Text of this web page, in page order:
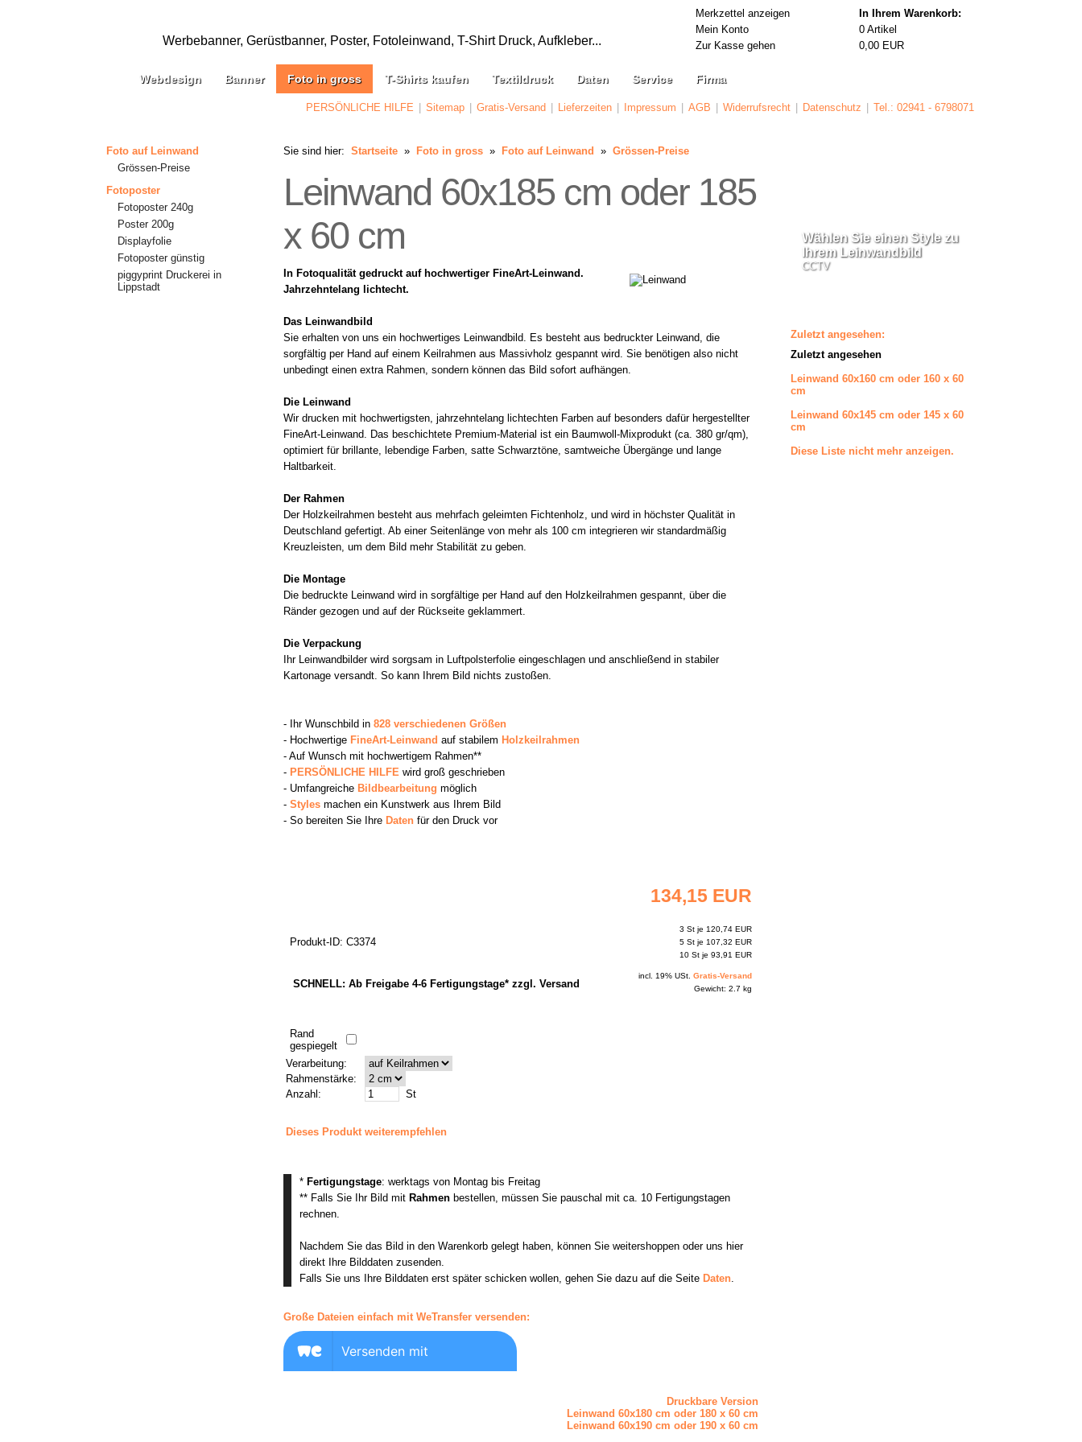
Werbebanner, Gerüstbanner, Poster, Fotoleinwand, T-Shirt Druck, Aufkleber...
Merkzettel anzeigen
Mein Konto
Zur Kasse gehen
In Ihrem Warenkorb:
0 Artikel
0,00 EUR
Webdesign Banner Foto in gross T-Shirts kaufen Textildruck Daten Service Firma
PERSÖNLICHE HILFE Sitemap Gratis-Versand Lieferzeiten Impressum AGB Widerrufsrecht Datenschutz Tel.: 02941 - 6798071
Foto auf Leinwand
Grössen-Preise
Fotoposter
Fotoposter 240g
Poster 200g
Displayfolie
Fotoposter günstig
piggyprint Druckerei in
Lippstadt
Sie sind hier: Startseite » Foto in gross » Foto auf Leinwand » Grössen-Preise
Leinwand 60x185 cm oder 185
x 60 cm
In Fotoqualität gedruckt auf hochwertiger FineArt-Leinwand.
Jahrzehntelang lichtecht.
Das Leinwandbild
Sie erhalten von uns ein hochwertiges Leinwandbild. Es besteht aus bedruckter Leinwand, die
sorgfältig per Hand auf einem Keilrahmen aus Massivholz gespannt wird. Sie benötigen also nicht
unbedingt einen extra Rahmen, sondern können das Bild sofort aufhängen.
Die Leinwand
Wir drucken mit hochwertigsten, jahrzehntelang lichtechten Farben auf besonders dafür hergestellter
FineArt-Leinwand. Das beschichtete Premium-Material ist ein Baumwoll-Mixprodukt (ca. 380 gr/qm),
optimiert für brillante, lebendige Farben, satte Schwarztöne, samtweiche Übergänge und lange
Haltbarkeit.
Der Rahmen
Der Holzkeilrahmen besteht aus mehrfach geleimten Fichtenholz, und wird in höchster Qualität in
Deutschland gefertigt. Ab einer Seitenlänge von mehr als 100 cm integrieren wir standardmäßig
Kreuzleisten, um dem Bild mehr Stabilität zu geben.
Die Montage
Die bedruckte Leinwand wird in sorgfältige per Hand auf den Holzkeilrahmen gespannt, über die
Ränder gezogen und auf der Rückseite geklammert.
Die Verpackung
Ihr Leinwandbilder wird sorgsam in Luftpolsterfolie eingeschlagen und anschließend in stabiler
Kartonage versandt. So kann Ihrem Bild nichts zustoßen.
- Ihr Wunschbild in 828 verschiedenen Größen
- Hochwertige FineArt-Leinwand auf stabilem Holzkeilrahmen
- Auf Wunsch mit hochwertigem Rahmen**
- PERSÖNLICHE HILFE wird groß geschrieben
- Umfangreiche Bildbearbeitung möglich
- Styles machen ein Kunstwerk aus Ihrem Bild
- So bereiten Sie Ihre Daten für den Druck vor
134,15 EUR
Produkt-ID: C3374
3 St je 120,74 EUR
5 St je 107,32 EUR
10 St je 93,91 EUR
incl. 19% USt. Gratis-Versand
Gewicht: 2.7 kg
SCHNELL: Ab Freigabe 4-6 Fertigungstage* zzgl. Versand
Rand
gespiegelt
Verarbeitung:
Rahmenstärke:
Anzahl:
St
Dieses Produkt weiterempfehlen
* Fertigungstage: werktags von Montag bis Freitag
** Falls Sie Ihr Bild mit Rahmen bestellen, müssen Sie pauschal mit ca. 10 Fertigungstagen
rechnen.
Nachdem Sie das Bild in den Warenkorb gelegt haben, können Sie weitershoppen oder uns hier
direkt Ihre Bilddaten zusenden.
Falls Sie uns Ihre Bilddaten erst später schicken wollen, gehen Sie dazu auf die Seite Daten.
Große Dateien einfach mit WeTransfer versenden:
Druckbare Version
Leinwand 60x180 cm oder 180 x 60 cm
Leinwand 60x190 cm oder 190 x 60 cm
Wählen Sie einen Style zu
Ihrem Leinwandbild
CCTV
Zuletzt angesehen:
Zuletzt angesehen
Leinwand 60x160 cm oder 160 x 60
cm
Leinwand 60x145 cm oder 145 x 60
cm
Diese Liste nicht mehr anzeigen.